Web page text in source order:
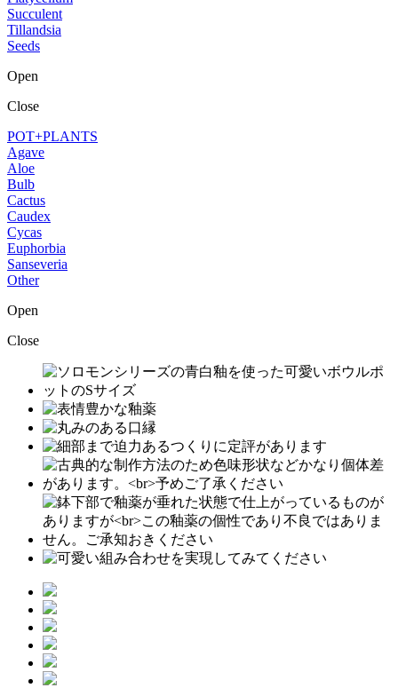
Succulent
Tillandsia
Seeds
Open
Close
POT+PLANTS
Agave
Aloe
Bulb
Cactus
Caudex
Cycas
Euphorbia
Sanseveria
Other
Open
Close